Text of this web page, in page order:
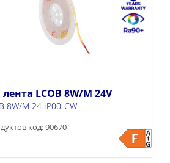
лента LCOB 8W/M 24V
8W/M 24 IP00-CW
код: 90670